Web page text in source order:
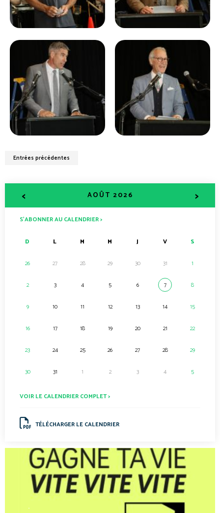
Entrées précédentes
< AOÛT 2026 >
S’ABONNER AU CALENDRIER >
D L M M J V S
26 27 28 29 30 31 1
2 3 4 5 6 7 8
9 10 11 12 13 14 15
16 17 18 19 20 21 22
23 24 25 26 27 28 29
30 31 1 2 3 4 5
VOIR LE CALENDRIER COMPLET >
TÉLÉCHARGER LE CALENDRIER
.